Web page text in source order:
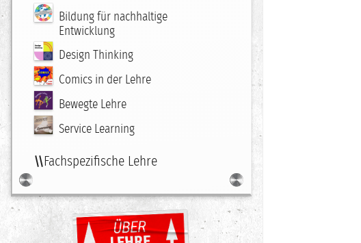
Bildung für nachhaltige
Entwicklung
Design Thinking
Comics in der Lehre
Bewegte Lehre
Service Learning
Fachspezifische Lehre